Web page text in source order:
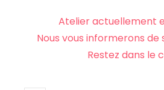
Atelier actuellement
Nous vous informerons de
Restez dans le